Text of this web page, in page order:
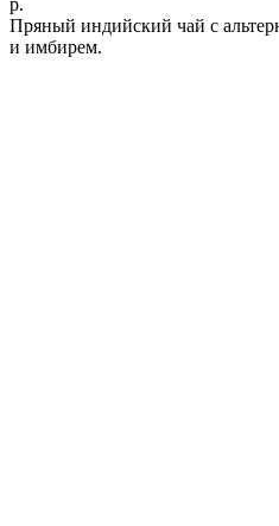
Пряный индийский чай с
и имбирем.